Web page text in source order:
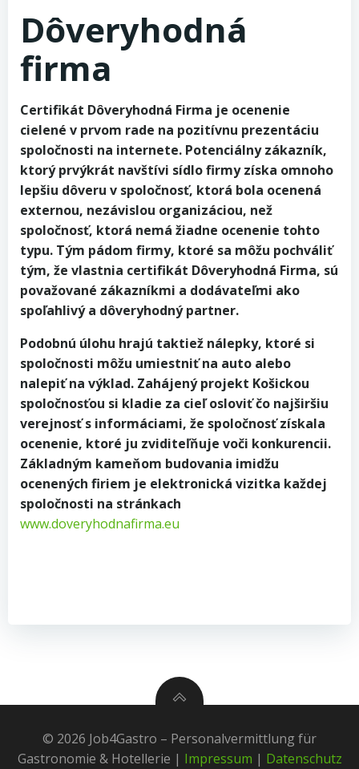
Dôveryhodná
firma
Certifikát Dôveryhodná Firma je ocenenie
cielené v prvom rade na pozitívnu prezentáciu
spoločnosti na internete. Potenciálny zákazník,
ktorý prvýkrát navštívi sídlo firmy získa omnoho
lepšiu dôveru v spoločnosť, ktorá bola ocenená
externou, nezávislou organizáciou, než
spoločnosť, ktorá nemá žiadne ocenenie tohto
typu. Tým pádom firmy, ktoré sa môžu pochváliť
tým, že vlastnia certifikát Dôveryhodná Firma, sú
považované zákazníkmi a dodávateľmi ako
spoľahlivý a dôveryhodný partner.
Podobnú úlohu hrajú taktiež nálepky, ktoré si
spoločnosti môžu umiestniť na auto alebo
nalepiť na výklad. Zahájený projekt Košickou
spoločnosťou si kladie za cieľ osloviť čo najširšiu
verejnosť s informáciami, že spoločnosť získala
ocenenie, ktoré ju zviditeľňuje voči konkurencii.
Základným kameňom budovania imidžu
ocenených firiem je elektronická vizitka každej
spoločnosti na stránkach
www.doveryhodnafirma.eu
© 2026 Job4Gastro – Personalvermittlung für
Gastronomie & Hotellerie | Impressum | Datenschutz